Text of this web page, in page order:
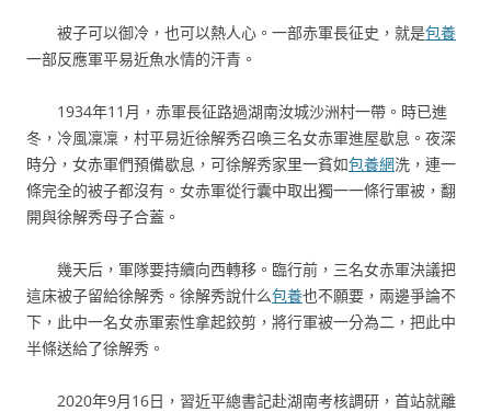
被子可以御冷，也可以熱人心。一部赤軍長征史，就是包養
一部反應軍平易近魚水情的汗青。
1934年11月，赤軍長征路過湖南汝城沙洲村一帶。時已進
冬，冷風凜凜，村平易近徐解秀召喚三名女赤軍進屋歇息。夜深
時分，女赤軍們預備歇息，可徐解秀家里一貧如包養網洗，連一
條完全的被子都沒有。女赤軍從行囊中取出獨一一條行軍被，翻
開與徐解秀母子合蓋。
幾天后，軍隊要持續向西轉移。臨行前，三名女赤軍決議把
這床被子留給徐解秀。徐解秀說什么包養也不願要，兩邊爭論不
下，此中一名女赤軍索性拿起鉸剪，將行軍被一分為二，把此中
半條送給了徐解秀。
2020年9月16日，習近平總書記赴湖南考核調研，首站就離